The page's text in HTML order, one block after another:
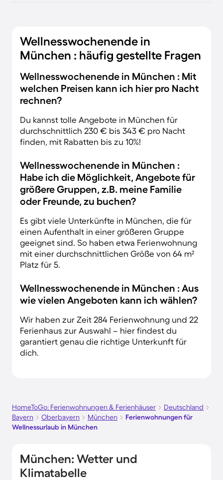
Wellnesswochenende in
München : häufig gestellte Fragen
Wellnesswochenende in München : Mit
welchen Preisen kann ich hier pro Nacht
rechnen?
Du kannst tolle Angebote in München für
durchschnittlich 230 € bis 343 € pro Nacht
finden, mit Rabatten bis zu 10%!
Wellnesswochenende in München :
Habe ich die Möglichkeit, Angebote für
größere Gruppen, z.B. meine Familie
oder Freunde, zu buchen?
Es gibt viele Unterkünfte in München, die für
einen Aufenthalt in einer größeren Gruppe
geeignet sind. So haben etwa Ferienwohnung
mit einer durchschnittlichen Größe von 64 m²
Platz für 5.
Wellnesswochenende in München : Aus
wie vielen Angeboten kann ich wählen?
Wir haben zur Zeit 284 Ferienwohnung und 22
Ferienhaus zur Auswahl – hier findest du
garantiert genau die richtige Unterkunft für
dich.
HomeToGo: Ferienwohnungen & Ferienhäuser
Deutschland
Bayern
Oberbayern München
Ferienwohnungen für
Wellnessurlaub in München
München: Wetter und
Klimatabelle